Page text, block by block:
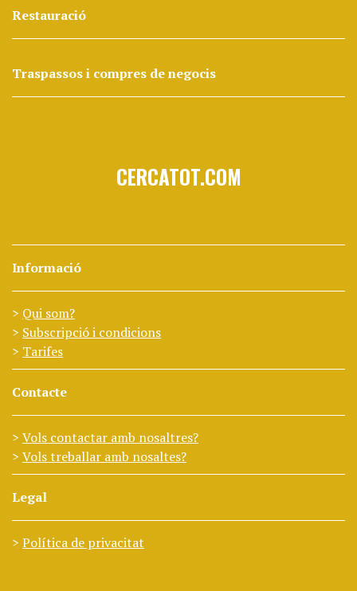
Restauració
Traspassos i compres de negocis
CERCATOT.COM
Informació
Qui som?
Subscripció i condicions
Tarifes
Contacte
Vols contactar amb nosaltres?
Vols treballar amb nosaltes?
Legal
Política de privacitat